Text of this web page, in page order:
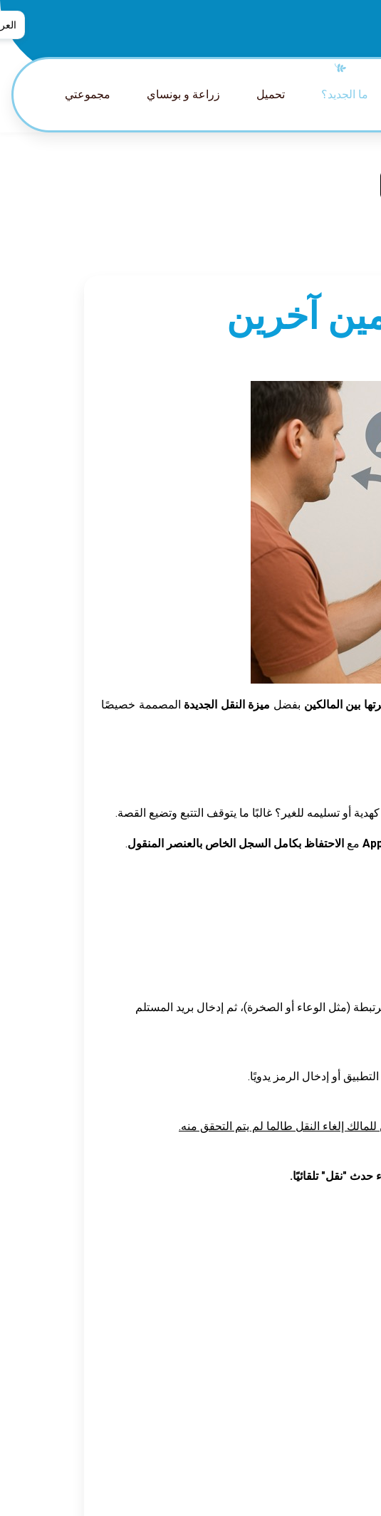
话
ما الجديد؟ تحميل زراعة و بونساي مجموعتي
آخرين
بين المالكين بفضل ميزة النقل الجديدة المصممة خصيصًا
أو تسليمه للغير؟ غالبًا ما يتوقف التتبع وتضيع القصة.
مع الاحتفاظ بكامل السجل الخاص بالعنصر المنقول.
(مثل الوعاء أو الصخرة)، ثم إدخال بريد المستلم
أو إدخال الرمز يدويًا.
إلغاء النقل طالما لم يتم التحقق منه.
حدث "نقل" تلقائيًا.